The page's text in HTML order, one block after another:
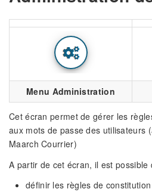
Menu Administration
Cet écran permet de gérer les
aux mots de passe des utilisateurs
Maarch Courrier)
A partir de cet écran, il est possible
définir les règles de